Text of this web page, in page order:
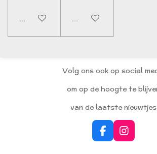
In winkelwagenUitverkocht
Volg ons ook op social
om op de hoogte te
van de laatste nieuwtjes
F
a
I
n